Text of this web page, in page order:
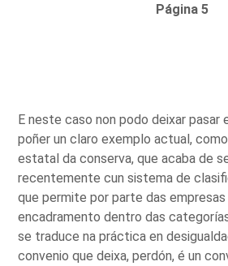
Página 5
E neste caso non podo deixar pasar
poñer un claro exemplo actual,
estatal da conserva, que acaba de
recentemente cun sistema de
que permite por parte das empresas
encadramento dentro das
se traduce na práctica en
convenio que deixa, perdón, é un